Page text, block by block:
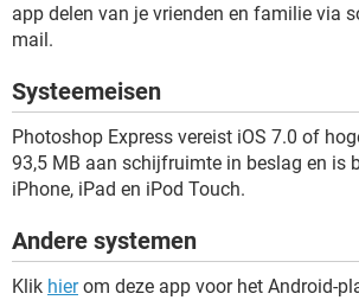
app delen van je vrienden en familie via
mail.
Systeemeisen
Photoshop Express vereist iOS 7.0 of
93,5 MB aan schijfruimte in beslag en is
iPhone, iPad en iPod Touch.
Andere systemen
Klik hierom deze app voor het Android-